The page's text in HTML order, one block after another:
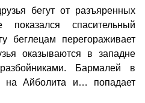
бегут от разъяренных
спасительный
беглецам перегораживает
оказываются в западне
Бармалей в
на Айболита и… попадает